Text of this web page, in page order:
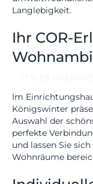
Langlebigkeit.
Ihr COR-
Im
Königswinter
Auswahl der
perfekte
und lassen Sie
Wohnräume
53639
Sa. 10-17 Uhr
Montag